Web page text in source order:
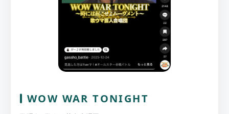
WOW WAR TONIGHT